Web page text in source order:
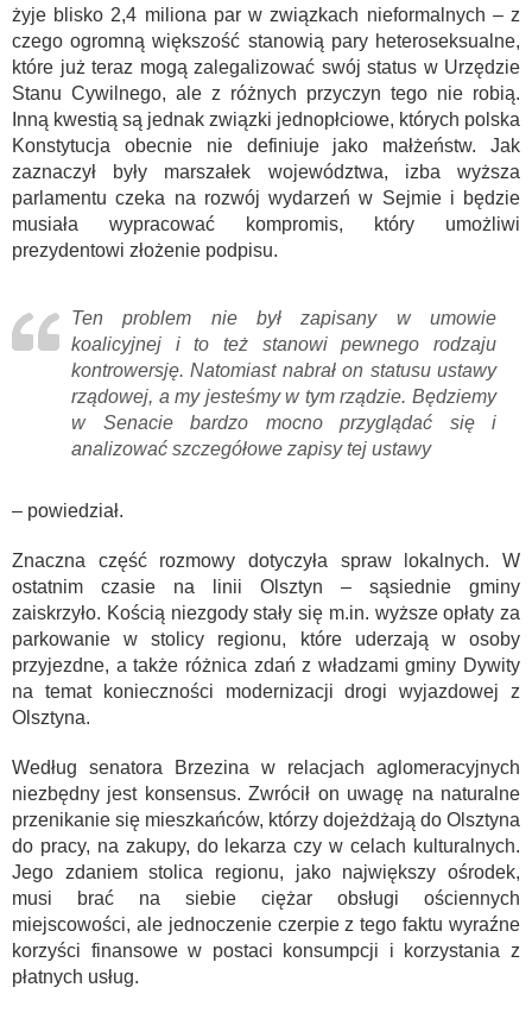
żyje blisko 2,4 miliona par w związkach nieformalnych – z
czego ogromną większość stanowią pary heteroseksualne,
które już teraz mogą zalegalizować swój status w Urzędzie
Stanu Cywilnego, ale z różnych przyczyn tego nie robią.
Inną kwestią są jednak związki jednopłciowe, których polska
Konstytucja obecnie nie definiuje jako małżeństw. Jak
zaznaczył były marszałek województwa, izba wyższa
parlamentu czeka na rozwój wydarzeń w Sejmie i będzie
musiała wypracować kompromis, który umożliwi
prezydentowi złożenie podpisu.
Ten problem nie był zapisany w umowie
koalicyjnej i to też stanowi pewnego rodzaju
kontrowersję. Natomiast nabrał on statusu ustawy
rządowej, a my jesteśmy w tym rządzie. Będziemy
w Senacie bardzo mocno przyglądać się i
analizować szczegółowe zapisy tej ustawy
– powiedział.
Znaczna część rozmowy dotyczyła spraw lokalnych. W
ostatnim czasie na linii Olsztyn – sąsiednie gminy
zaiskrzyło. Kością niezgody stały się m.in. wyższe opłaty za
parkowanie w stolicy regionu, które uderzają w osoby
przyjezdne, a także różnica zdań z władzami gminy Dywity
na temat konieczności modernizacji drogi wyjazdowej z
Olsztyna.
Według senatora Brzezina w relacjach aglomeracyjnych
niezbędny jest konsensus. Zwrócił on uwagę na naturalne
przenikanie się mieszkańców, którzy dojeżdżają do Olsztyna
do pracy, na zakupy, do lekarza czy w celach kulturalnych.
Jego zdaniem stolica regionu, jako największy ośrodek,
musi brać na siebie ciężar obsługi ościennych
miejscowości, ale jednoczenie czerpie z tego faktu wyraźne
korzyści finansowe w postaci konsumpcji i korzystania z
płatnych usług.